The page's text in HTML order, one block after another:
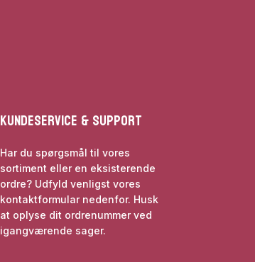
Kundeservice & Support
Har du spørgsmål til vores
sortiment eller en eksisterende
ordre? Udfyld venligst vores
kontaktformular nedenfor. Husk
at oplyse dit ordrenummer ved
igangværende sager.